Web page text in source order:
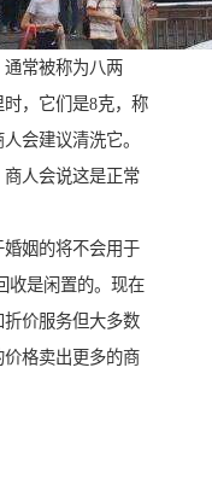
常被称为八两
，它们是8克，称
会建议清洗它。
人会说这是正常
姻的将不会用于
收是闲置的。现在
价服务但大多数
格卖出更多的商